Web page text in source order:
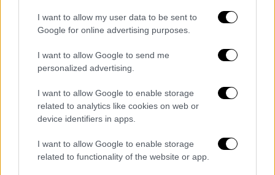
I want to allow my user data to be sent to
Google for online advertising purposes.
I want to allow Google to send me
personalized advertising.
I want to allow Google to enable storage
related to analytics like cookies on web or
device identifiers in apps.
I want to allow Google to enable storage
related to functionality of the website or app.
κατόπιν αιτήματος της Ευρωπαι?κής
Εισαγγελίας, μέτρα περιορισμού της
προσωπικής ελευθερίας».
Η επιστολή της 19ης Μαΐου
Στην επιστολή πουαπέστειλε χθες η κ.
Κοβέσι, εκφράζει την έντονη δυσαρέσκειά
της και ανησυχία της για τη διάταξη που
κατατέθηκε τη Δευτέρα το βράδυ και